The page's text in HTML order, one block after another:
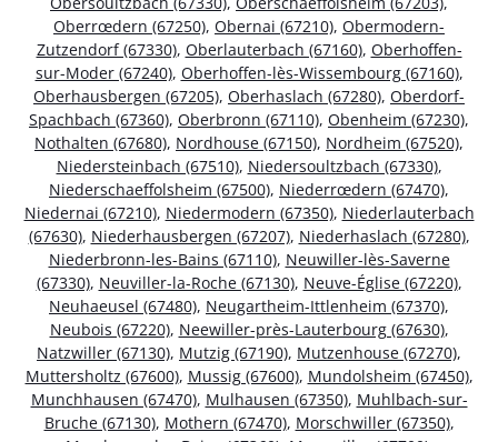
Oberrœdern (67250), Obernai (67210), Obermodern-
Zutzendorf (67330), Oberlauterbach (67160), Oberhoffen-
sur-Moder (67240), Oberhoffen-lès-Wissembourg (67160),
Oberhausbergen (67205), Oberhaslach (67280), Oberdorf-
Spachbach (67360), Oberbronn (67110), Obenheim (67230),
Nothalten (67680), Nordhouse (67150), Nordheim (67520),
Niedersteinbach (67510), Niedersoultzbach (67330),
Niederschaeffolsheim (67500), Niederrœdern (67470),
Niedernai (67210), Niedermodern (67350), Niederlauterbach
(67630), Niederhausbergen (67207), Niederhaslach (67280),
Niederbronn-les-Bains (67110), Neuwiller-lès-Saverne
(67330), Neuviller-la-Roche (67130), Neuve-Église (67220),
Neuhaeusel (67480), Neugartheim-Ittlenheim (67370),
Neubois (67220), Neewiller-près-Lauterbourg (67630),
Natzwiller (67130), Mutzig (67190), Mutzenhouse (67270),
Muttersholtz (67600), Mussig (67600), Mundolsheim (67450),
Munchhausen (67470), Mulhausen (67350), Muhlbach-sur-
Bruche (67130), Mothern (67470), Morschwiller (67350),